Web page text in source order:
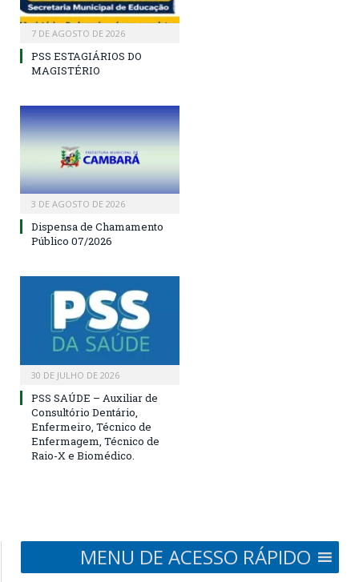
7 DE AGOSTO DE 2026
PSS ESTAGIÁRIOS DO
MAGISTÉRIO
3 DE AGOSTO DE 2026
Dispensa de Chamamento
Público 07/2026
30 DE JULHO DE 2026
PSS SAÚDE – Auxiliar de
Consultório Dentário,
Enfermeiro, Técnico de
Enfermagem, Técnico de
Raio-X e Biomédico.
MENU DE ACESSO RÁPIDO